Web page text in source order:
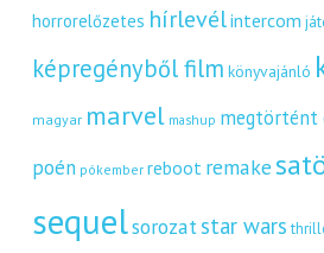
horrorelőzetes hírlevélintercom
képregényből film könyvajánló
magyar marvel mashup megtörtént
poén pókember reboot remake
sequelsorozatstar wars